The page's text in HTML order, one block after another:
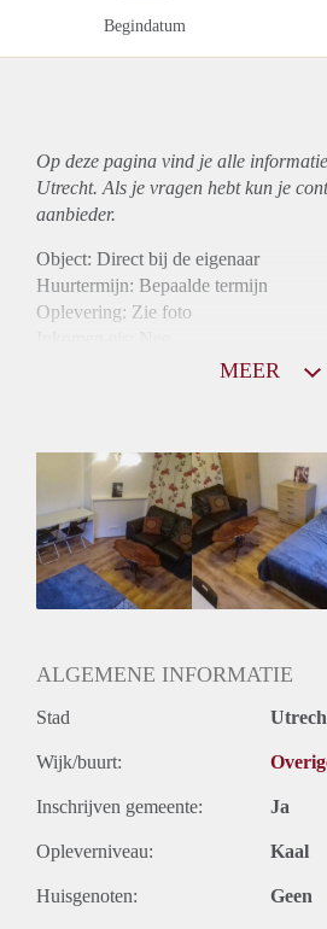
Begindatum
Op deze pagina vind je alle
Utrecht. Als je vragen hebt kun je
aanbieder.
Object: Direct bij de eigenaar
Huurtermijn: Bepaalde termijn
Oplevering: Zie foto
Gedeelde Douche: Ja
Gedeelde woonkamer: Ja
Huisgenoten: Ja
Geslacht huisgenoten: Gemengd
MEER
ALGEMENE INFORMATIE
Stad
Wijk/buurt:
Inschrijven gemeente: Ja
Opleverniveau: Kaal
Huisgenoten: Geen